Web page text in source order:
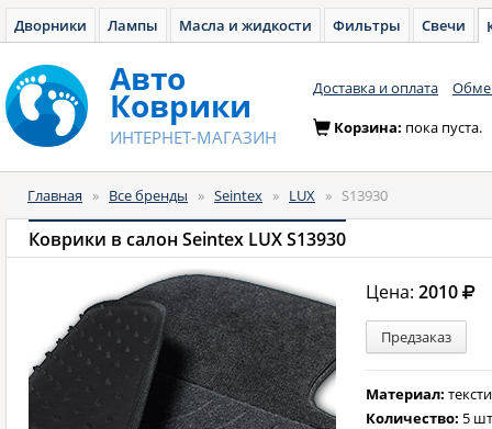
Дворники Лампы Масла и жидкости Фильтры Свечи
Авто
Коврики
ИНТЕРНЕТ-МАГАЗИН
Доставка и оплата
Корзина: пока пуста.
Главная » Все бренды » Seintex » LUX » S13930
Коврики в салон Seintex LUX S13930
Цена:2010
Предзаказ
Материал:
Количество: 5